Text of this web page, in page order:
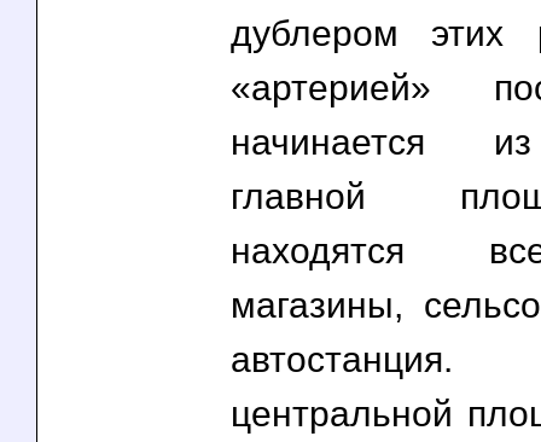
дублером этих
«артерией»
начинается
главной
находятся
магазины,
центральной